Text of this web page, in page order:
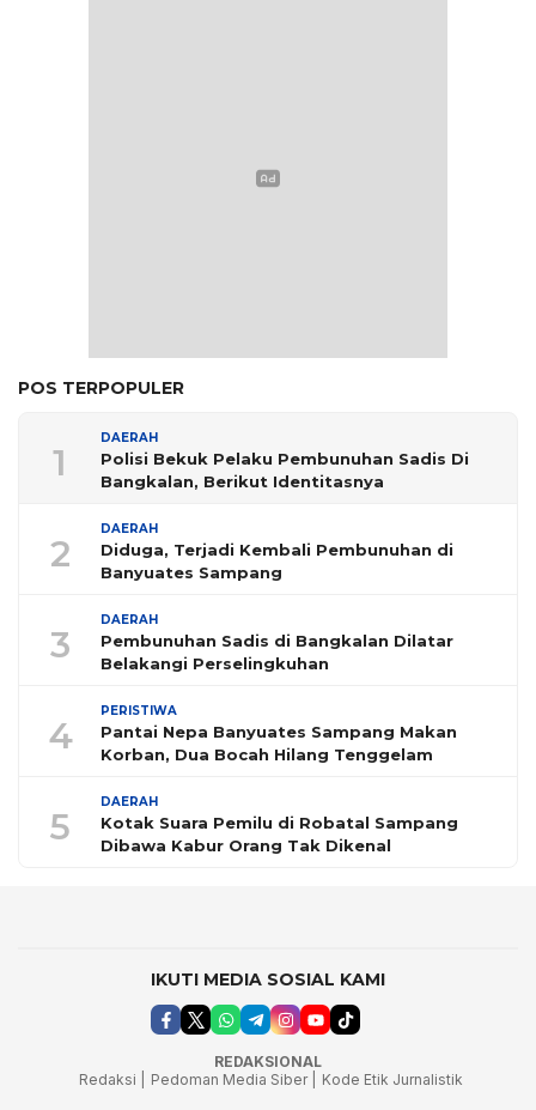
POS TERPOPULER
1
DAERAH
Polisi Bekuk Pelaku Pembunuhan Sadis Di
Bangkalan, Berikut Identitasnya
2
DAERAH
Diduga, Terjadi Kembali Pembunuhan di
Banyuates Sampang
3
DAERAH
Pembunuhan Sadis di Bangkalan Dilatar
Belakangi Perselingkuhan
4
PERISTIWA
Pantai Nepa Banyuates Sampang Makan
Korban, Dua Bocah Hilang Tenggelam
5
DAERAH
Kotak Suara Pemilu di Robatal Sampang
Dibawa Kabur Orang Tak Dikenal
IKUTI MEDIA SOSIAL KAMI
REDAKSIONAL
Redaksi |
Pedoman Media Siber |
Kode Etik Jurnalistik